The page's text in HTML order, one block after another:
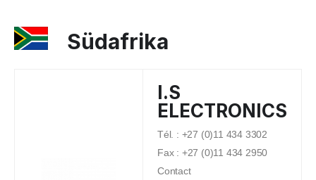
Südafrika
I.S
ELECTRONICS
Tél. : +27 (0)11 434 3302
Fax : +27 (0)11 434 2950
Contact